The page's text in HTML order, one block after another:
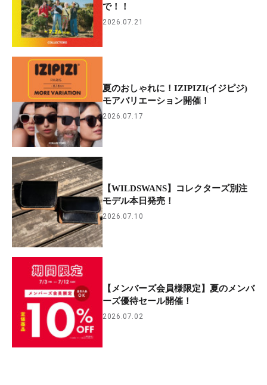
で！！
2026.07.21
夏のおしゃれに！IZIPIZI(イジピジ)
モアバリエーション開催！
2026.07.17
【WILDSWANS】コレクターズ別注
モデル本日発売！
2026.07.10
【メンバーズ会員様限定】夏のメンバ
ーズ優待セール開催！
2026.07.02